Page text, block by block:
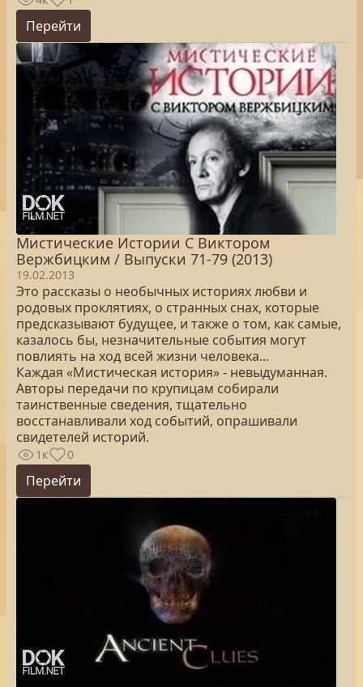
Перейти
Мистические Истории С Виктором
Вержбицким / Выпуски 71-79 (2013)
19.02.2013
Это рассказы о необычных историях любви и
родовых проклятиях, о странных снах, которые
предсказывают будущее, и также о том, как самые,
казалось бы, незначительные события могут
повлиять на ход всей жизни человека...
Каждая «Мистическая история» - невыдуманная.
Авторы передачи по крупицам собирали
таинственные сведения, тщательно
восстанавливали ход событий, опрашивали
свидетелей историй.
1к 0
Перейти